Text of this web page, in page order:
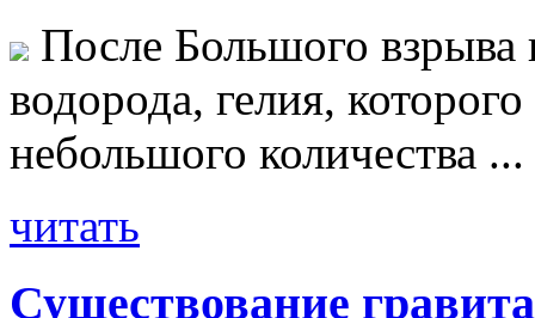
После Большого взрыва
водорода, гелия,
небольшого количества ...
читать
Существование